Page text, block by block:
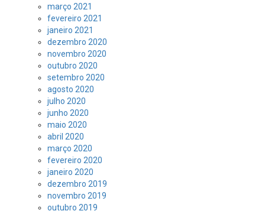
março 2021
fevereiro 2021
janeiro 2021
dezembro 2020
novembro 2020
outubro 2020
setembro 2020
agosto 2020
julho 2020
junho 2020
maio 2020
abril 2020
março 2020
fevereiro 2020
janeiro 2020
dezembro 2019
novembro 2019
outubro 2019